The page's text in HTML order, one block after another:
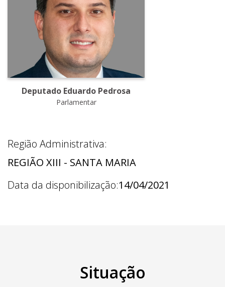
Deputado Eduardo Pedrosa
Parlamentar
Região Administrativa:
REGIÃO XIII - SANTA MARIA
Data da disponibilização:14/04/2021
Situação